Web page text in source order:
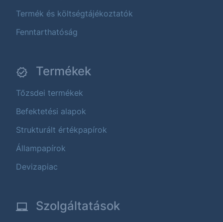
Termék és költségtájékoztatók
Fenntarthatóság
Termékek
Tőzsdei termékek
Befektetési alapok
Strukturált értékpapírok
Állampapírok
Devizapiac
Szolgáltatások